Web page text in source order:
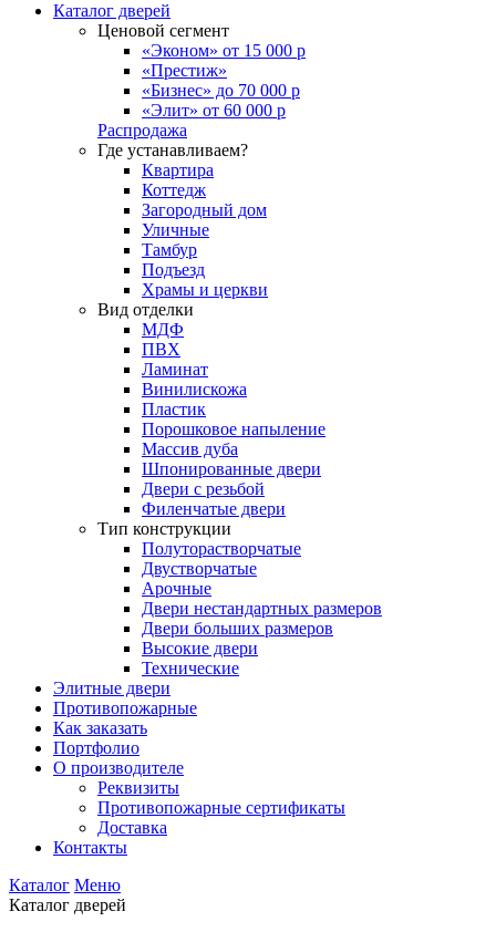
Каталог дверей
Ценовой сегмент
«Эконом» от 15 000 р
«Престиж»
«Бизнес» до 70 000 р
«Элит» от 60 000 р
Распродажа
Где устанавливаем?
Квартира
Коттедж
Загородный дом
Уличные
Тамбур
Подъезд
Храмы и церкви
Вид отделки
МДФ
ПВХ
Ламинат
Винилискожа
Пластик
Порошковое напыление
Массив дуба
Шпонированные двери
Двери с резьбой
Филенчатые двери
Тип конструкции
Полуторастворчатые
Двустворчатые
Арочные
Двери нестандартных размеров
Двери больших размеров
Высокие двери
Технические
Элитные двери
Противопожарные
Как заказать
Портфолио
О производителе
Реквизиты
Противопожарные сертификаты
Доставка
Контакты
Каталог Меню
Каталог дверей